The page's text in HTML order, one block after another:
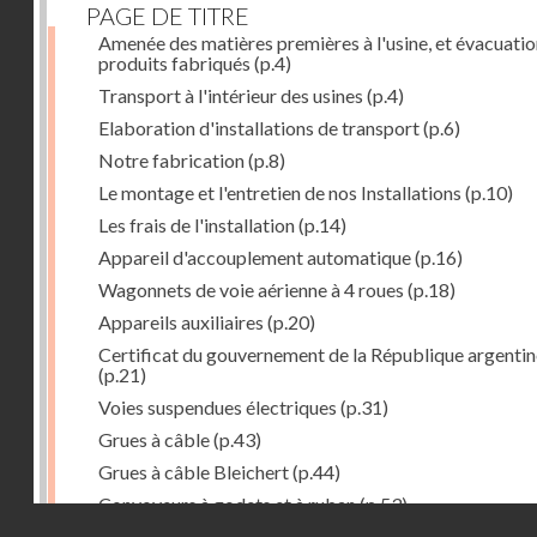
PAGE DE TITRE
Amenée des matières premières à l'usine, et
produits fabriqués (p.4)
Transport à l'intérieur des usines (p.4)
Elaboration d'installations de transport(p.6)
Notre fabrication(p.8)
Le montage et l'entretien de nos Installations (p.10)
Les frais de l'installation(p.14)
Appareil d'accouplement automatique(p.16)
Wagonnets de voie aérienne à 4 roues (p.18)
Appareils auxiliaires (p.20)
Certificat du gouvernement de la République
(p.21)
Voies suspendues électriques (p.31)
Grues à câble(p.43)
Grues à câble Bleichert(p.44)
Convoyeurs à godets et à ruban(p.53)